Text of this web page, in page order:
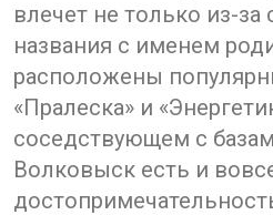
влечет не только из-за
названия с именем
расположены
«Пралеска» и
соседствующем с
Волковыск есть и